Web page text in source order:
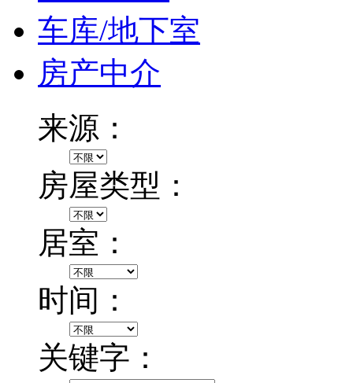
车库/地下室
房产中介
来源：
房屋类型：
居室：
时间：
关键字：